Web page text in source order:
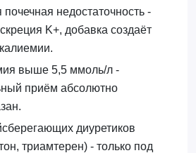
недостаточность -
K+, добавка создаёт
выше 5,5 ммоль/л -
приём абсолютно
диуретиков
триамтерен) - только под